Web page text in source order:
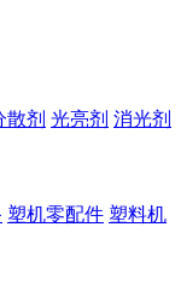
散剂 光亮剂 消光剂
塑机零配件 塑料机